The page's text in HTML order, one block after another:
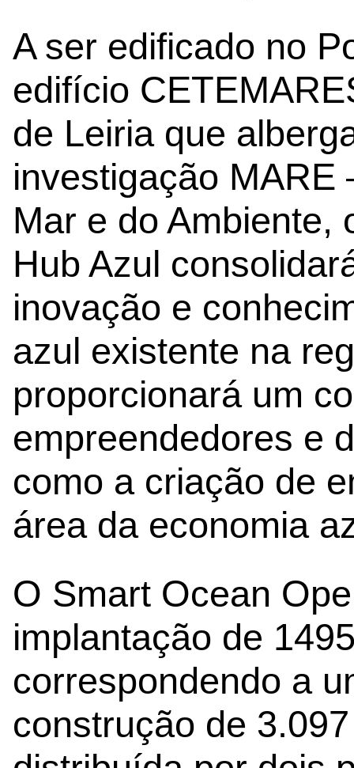
A ser edificado no
edifício
de Leiria que
investigação MARE
Mar e do Ambiente,
Hub Azul
inovação e
azul existente na
proporcionará um
empreendedores e
como a criação de
área da economia
O Smart Ocean
implantação de
correspondendo a
construção de